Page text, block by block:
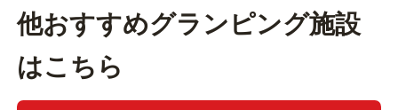
他おすすめグランピング施設
はこちら